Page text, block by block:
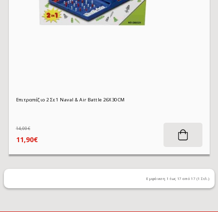
Επιτραπέζιο 2 Σε 1 Naval & Air Battle 26X30CM
11,90€
14,00€
Εμφάνιση 1 έως 17 από 17 (1 Σελ.)